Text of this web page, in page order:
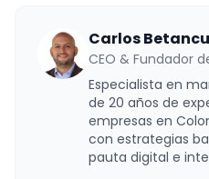
Carlos
CEO & Fundador
Especialista en
de 20 años de
empresas en
con estrategias
pauta digital e